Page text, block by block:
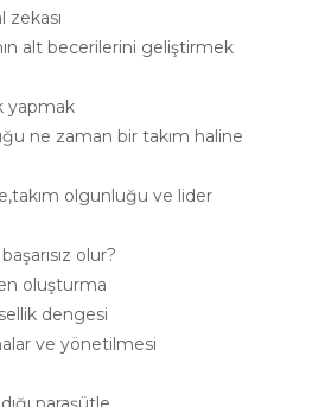
zekası
alt becerilerini geliştirmek
yapmak
ne zaman bir takım haline
olgunluğu ve lider
olur?
oluşturma
dengesi
ve yönetilmesi